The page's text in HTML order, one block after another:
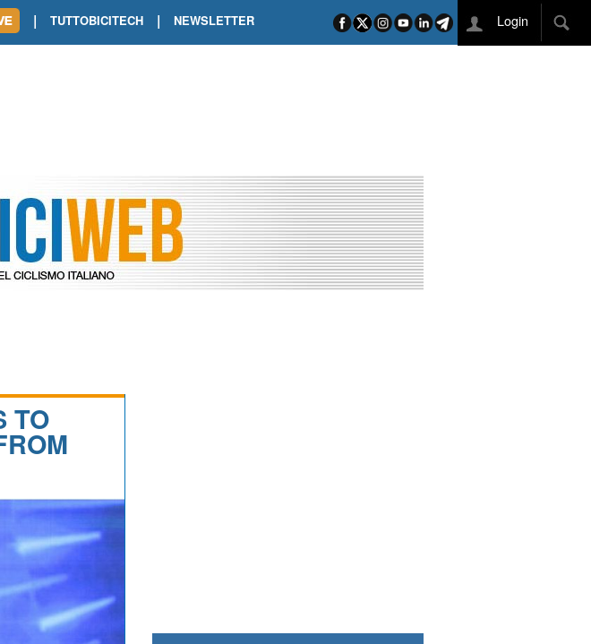
DE FRANCE. ORCIERES-MERLETTE INCORONA CARAPAZ
DE FRANCE. A VOIRON TRIONFO DI PHILIPSEN SU SCHMID E KOOIJ
| TUTTOBICITECH | NEWSLETTER Login
TO